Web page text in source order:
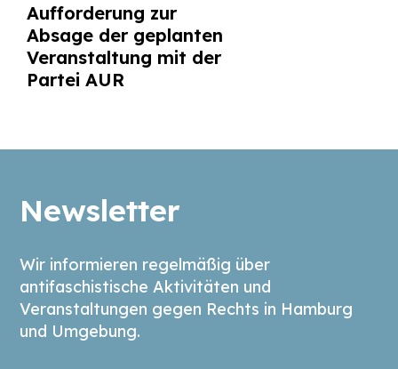
Aufforderung zur
Absage der geplanten
Veranstaltung mit der
Partei AUR
Newsletter
Wir informieren regelmäßig über
antifaschistische Aktivitäten und
Veranstaltungen gegen Rechts in Hamburg
und Umgebung.